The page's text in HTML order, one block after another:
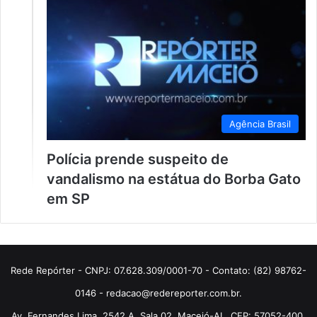
Agência Brasil
Polícia prende suspeito de
vandalismo na estátua do Borba Gato
em SP
Rede Repórter - CNPJ: 07.628.309/0001-70 - Contato: (82) 98762-
0146 - redacao@redereporter.com.br.